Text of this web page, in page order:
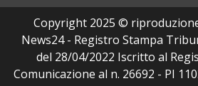
Copyright 2025 ©
News24 - Registro Stampa
del 28/04/2022 Iscritto al
Comunicazione al n. 26692 - PI